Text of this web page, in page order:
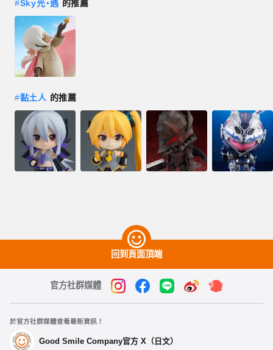
#Sky光‧遇 的推薦
#黏土人 的推薦
回到頁面頂端
官方社群媒體
於官方社群媒體查看最新資訊！
Good Smile Company官方 X（日文）